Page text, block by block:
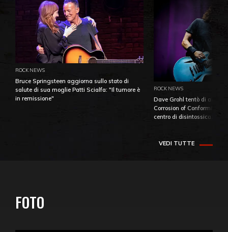
ROCK NEWS
Bruce Springsteen aggiorna sullo stato di
salute di sua moglie Patti Scialfa: "Il tumore è
in remissione"
ROCK NEWS
Dave Grohl tentò di
Corrosion of Conformity
centro di
VEDI TUTTE
FOTO